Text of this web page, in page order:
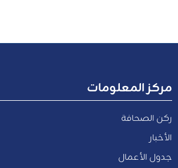
مركز المعلومات
ركن الصحافة
الأخبار
جدول الأعمال